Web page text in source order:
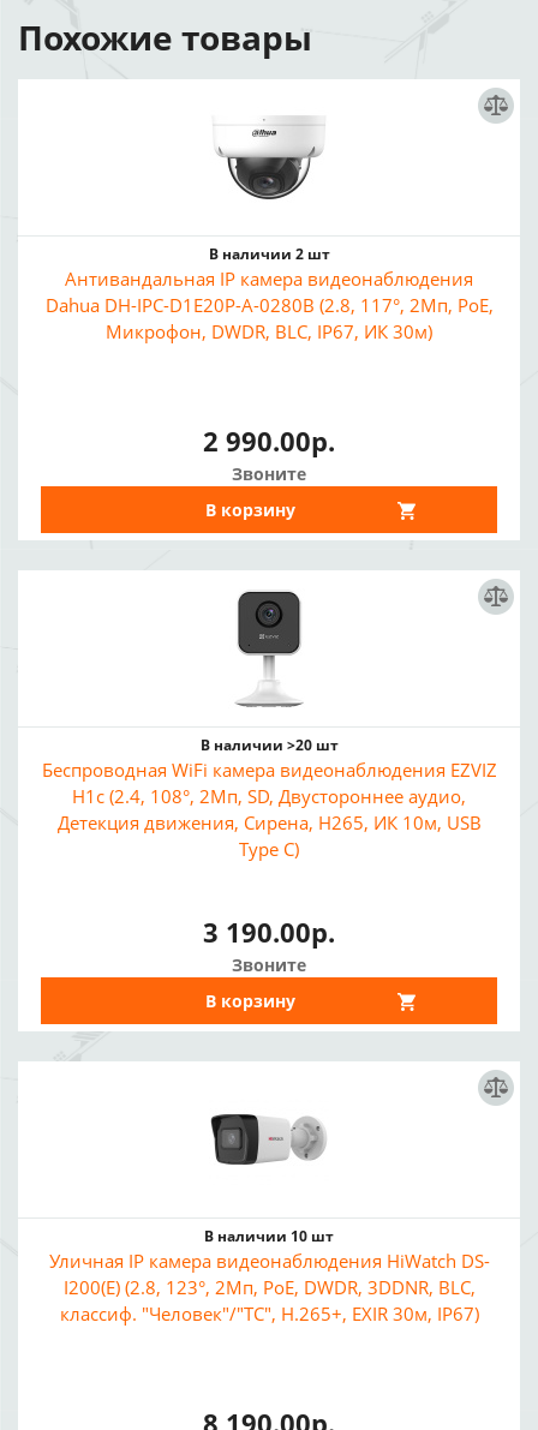
Похожие товары
В наличии 2 шт
Антивандальная IP камера видеонаблюдения
Dahua DH-IPC-D1E20P-A-0280B (2.8, 117°, 2Мп, PoE,
Микрофон, DWDR, BLC, IP67, ИК 30м)
2 990.00р.
Звоните
В корзину
В наличии >20 шт
Беспроводная WiFi камера видеонаблюдения EZVIZ
H1c (2.4, 108°, 2Мп, SD, Двустороннее аудио,
Детекция движения, Сирена, H265, ИК 10м, USB
Type C)
3 190.00р.
Звоните
В корзину
В наличии 10 шт
Уличная IP камера видеонаблюдения HiWatch DS-
I200(E) (2.8, 123°, 2Мп, PoE, DWDR, 3DDNR, BLC,
классиф. "Человек"/"ТС", H.265+, EXIR 30м, IP67)
8 190.00р.